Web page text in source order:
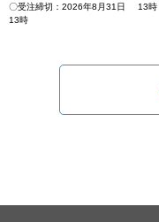
〇受注締切：2026年8月31日
13時
13時